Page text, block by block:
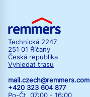
Technická 2247
251 01 Říčany
Česká republika
Vyhledat trasu
mail.czech@remmers.com
+420 323 604 877
Po-Čt 07:00 - 16:00